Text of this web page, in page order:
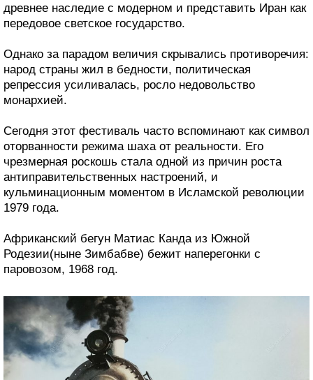
древнее наследие с модерном и представить Иран как
передовое светское государство.
Однако за парадом величия скрывались противоречия:
народ страны жил в бедности, политическая
репрессия усиливалась, росло недовольство
монархией.
Сегодня этот фестиваль часто вспоминают как символ
оторванности режима шаха от реальности. Его
чрезмерная роскошь стала одной из причин роста
антиправительственных настроений, и
кульминационным моментом в Исламской революции
1979 года.
Африканский бегун Матиас Канда из Южной
Родезии(ныне Зимбабве) бежит наперегонки с
паровозом, 1968 год.